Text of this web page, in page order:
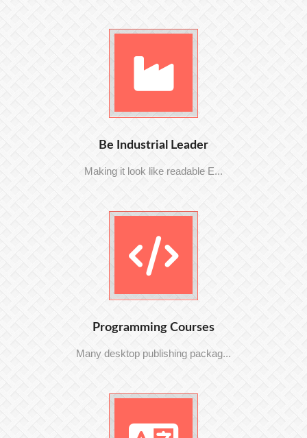
Be Industrial Leader
Making it look like readable E...
Programming Courses
Many desktop publishing packag...